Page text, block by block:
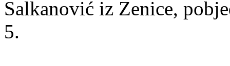
Salkanović iz Zenice,
5.